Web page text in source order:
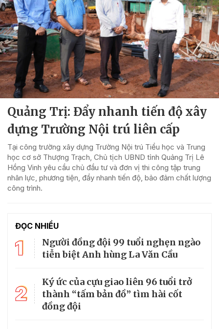
Quảng Trị: Đẩy nhanh tiến độ xây
dựng Trường Nội trú liên cấp
Tại công trường xây dựng Trường Nội trú Tiểu học và Trung
học cơ sở Thượng Trạch, Chủ tịch UBND tỉnh Quảng Trị Lê
Hồng Vinh yêu cầu chủ đầu tư và đơn vị thi công tập trung
nhân lực, phương tiện, đẩy nhanh tiến độ, bảo đảm chất lượng
công trình.
ĐỌC NHIỀU
1
Người đồng đội 99 tuổi nghẹn ngào
tiễn biệt Anh hùng La Văn Cầu
2
Ký ức của cựu giao liên 96 tuổi trở
thành “tấm bản đồ” tìm hài cốt
đồng đội